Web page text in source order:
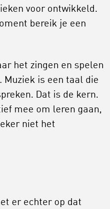
voor ontwikkeld.
bereik je een
het zingen en spelen
is een taal die
Dat is de kern.
mee om leren gaan,
niet het
er echter op dat